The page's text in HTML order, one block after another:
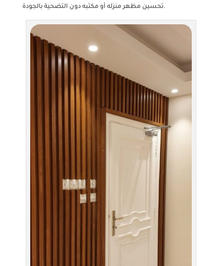
تحسين مظهر منزله أو مكتبه دون التضحية بالجودة.